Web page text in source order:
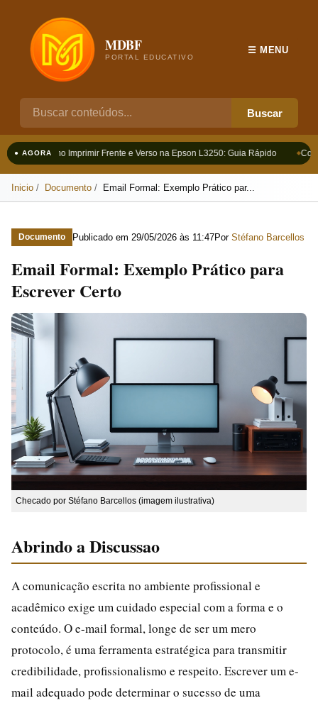
MDBF
PORTAL EDUCATIVO
Buscar
☰ MENU
● AGORAComo Imprimir Frente e Verso na Epson L3250: Guia Rápido
Inicio Documento Email Formal: Exemplo Prático par...
Documento Publicado em 29/05/2026 às 11:47Por Stéfano Barcellos
Email Formal: Exemplo Prático para
Escrever Certo
Checado por Stéfano Barcellos (imagem ilustrativa)
Abrindo a Discussao
A comunicação escrita no ambiente profissional e
acadêmico exige um cuidado especial com a forma e o
conteúdo. O e-mail formal, longe de ser um mero
protocolo, é uma ferramenta estratégica para transmitir
credibilidade, profissionalismo e respeito. Escrever um e-
mail adequado pode determinar o sucesso de uma